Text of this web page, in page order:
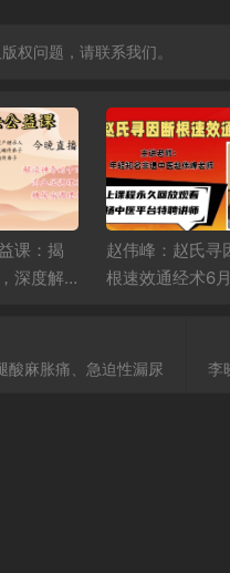
权问题，请联系我们。
课：揭
深度解
调理秘
赵伟峰：赵氏寻
根速效通经术6
麻胀痛、急迫性漏尿
李